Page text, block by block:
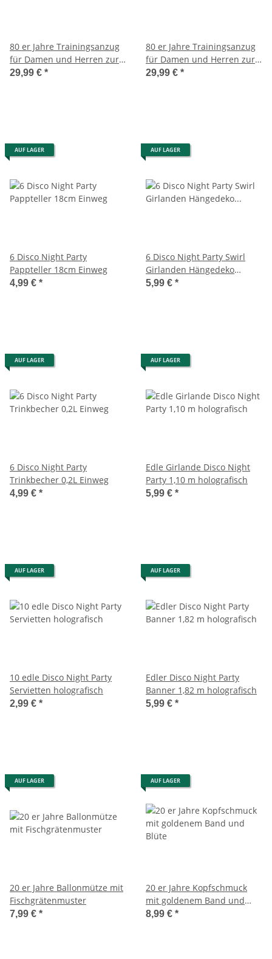
80 er Jahre Trainingsanzug
für Damen und Herren zur
Aerobic
29,99 € *
80 er Jahre Trainingsanzug
für Damen und Herren zur
Aerobic
29,99 € *
AUF LAGER
6 Disco Night Party
Pappteller 18cm Einweg
4,99 € *
AUF LAGER
6 Disco Night Party Swirl
Girlanden Hängedeko
holografisch
5,99 € *
AUF LAGER
6 Disco Night Party
Trinkbecher 0,2L Einweg
4,99 € *
AUF LAGER
Edle Girlande Disco Night
Party 1,10 m holografisch
5,99 € *
AUF LAGER
10 edle Disco Night Party
Servietten holografisch
2,99 € *
AUF LAGER
Edler Disco Night Party
Banner 1,82 m holografisch
5,99 € *
AUF LAGER
20 er Jahre Ballonmütze mit
Fischgrätenmuster
7,99 € *
AUF LAGER
20 er Jahre Kopfschmuck
mit goldenem Band und
Blüte
8,99 € *